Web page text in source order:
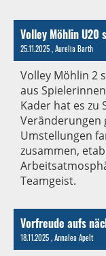
Volley Möhlin U20
25.11.2025, Aurelia Barth
Volley Möhlin 2
aus
Kader hat es zu
Veränderungen
Umstellungen
zusammen,
Teamgeist.
Vorfreude aufs
18.11.2025, Annalea Apelt